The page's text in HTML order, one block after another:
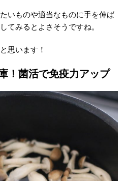
いものや適当なものに手を伸ば
てみるとよさそうですね。
思います！
！菌活で免疫力アップ